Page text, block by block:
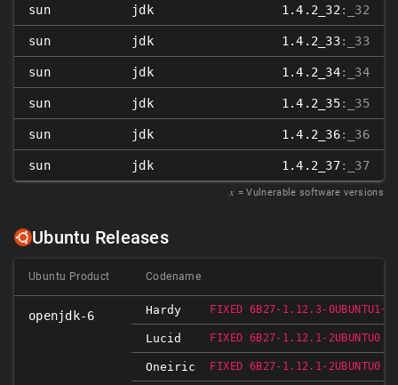
sun jdk 1.4.2_32 :_32
sun jdk 1.4.2_33:_33
sun jdk 1.4.2_34:_34
sun jdk 1.4.2_35:_35
sun jdk 1.4.2_36:_36
sun jdk 1.4.2_37:_37
𝑥 = Vulnerable software versions
Ubuntu Releases
Ubuntu Product Codename
openjdk-6 Hardy FIXED 6B27-1.12.3-
Lucid FIXED 6B27-1.12.1-
Oneiric FIXED 6B27-1.12.1-